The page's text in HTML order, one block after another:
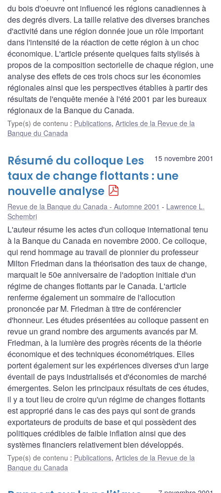
du bois d'oeuvre ont influencé les régions canadiennes à
des degrés divers. La taille relative des diverses branches
d'activité dans une région donnée joue un rôle important
dans l'intensité de la réaction de cette région à un choc
économique. L'article présente quelques faits stylisés à
propos de la composition sectorielle de chaque région, une
analyse des effets de ces trois chocs sur les économies
régionales ainsi que les perspectives établies à partir des
résultats de l'enquête menée à l'été 2001 par les bureaux
régionaux de la Banque du Canada.
Type(s) de contenu : Publications, Articles de la Revue de la
Banque du Canada
15 novembre 2001
Résumé du colloque Les
taux de change flottants : une
nouvelle analyse
Revue de la Banque du Canada - Automne 2001
Lawrence L.
Schembri
L'auteur résume les actes d'un colloque international tenu
à la Banque du Canada en novembre 2000. Ce colloque,
qui rend hommage au travail de pionnier du professeur
Milton Friedman dans la théorisation des taux de change,
marquait le 50e anniversaire de l'adoption initiale d'un
régime de changes flottants par le Canada. L'article
renferme également un sommaire de l'allocution
prononcée par M. Friedman à titre de conférencier
d'honneur. Les études présentées au colloque passent en
revue un grand nombre des arguments avancés par M.
Friedman, à la lumière des progrès récents de la théorie
économique et des techniques économétriques. Elles
portent également sur les expériences diverses d'un large
éventail de pays industrialisés et d'économies de marché
émergentes. Selon les principaux résultats de ces études,
il y a tout lieu de croire qu'un régime de changes flottants
est approprié dans le cas des pays qui sont de grands
exportateurs de produits de base et qui possèdent des
politiques crédibles de faible inflation ainsi que des
systèmes financiers relativement bien développés.
Type(s) de contenu : Publications, Articles de la Revue de la
Banque du Canada